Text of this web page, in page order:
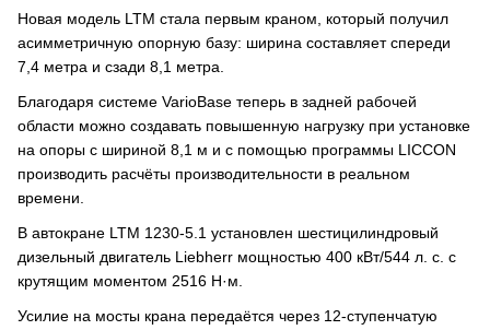
Новая модель LTM стала первым краном, который получил
асимметричную опорную базу: ширина составляет спереди
7,4 метра и сзади 8,1 метра.
Благодаря системе VarioBase теперь в задней рабочей
области можно создавать повышенную нагрузку при установке
на опоры с шириной 8,1 м и с помощью программы LICCON
производить расчёты производительности в реальном
времени.
В автокране LTM 1230-5.1 установлен шестицилиндровый
дизельный двигатель Liebherr мощностью 400 кВт/544 л. с. с
крутящим моментом 2516 Н·м.
Усилие на мосты крана передаётся через 12-ступенчатую